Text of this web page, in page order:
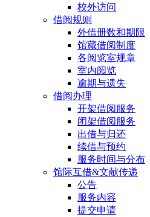
校外访问
借阅规则
外借册数和期限
馆藏借阅制度
各阅览室规章
室内阅览
逾期与遗失
借阅办理
开架借阅服务
闭架借阅服务
出借与归还
续借与预约
服务时间与分布
馆际互借&文献传递
公告
服务内容
提交申请